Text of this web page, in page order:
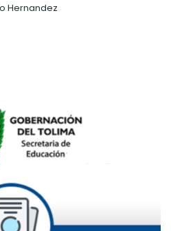
Hernandez